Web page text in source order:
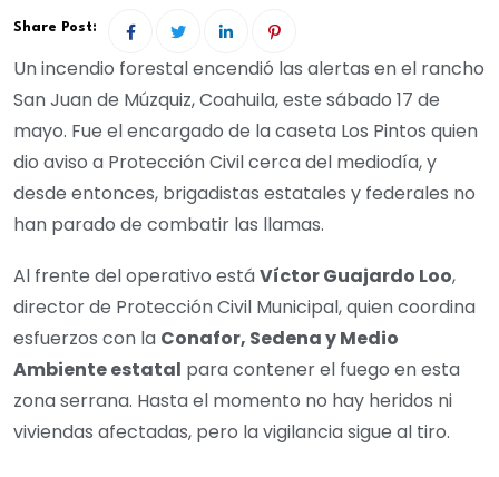
Share Post:
Un incendio forestal encendió las alertas en el rancho
San Juan de Múzquiz, Coahuila, este sábado 17 de
mayo. Fue el encargado de la caseta Los Pintos quien
dio aviso a Protección Civil cerca del mediodía, y
desde entonces, brigadistas estatales y federales no
han parado de combatir las llamas.
Al frente del operativo estáVíctor Guajardo Loo,
director de Protección Civil Municipal, quien coordina
esfuerzos con la Conafor, Sedena y Medio
Ambiente estatal para contener el fuego en esta
zona serrana. Hasta el momento no hay heridos ni
viviendas afectadas, pero la vigilancia sigue al tiro.